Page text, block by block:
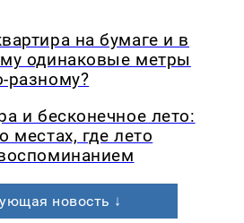
на бумаге и в
одинаковые метры
разному?
и бесконечное лето:
местах, где лето
новость ↓